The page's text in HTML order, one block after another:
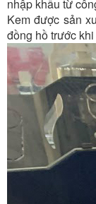
nhập khẩu từ
Kem được sản
đồng hồ trước